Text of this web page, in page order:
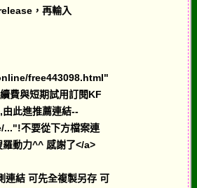
，再輸入
free443098.html"
費與短期試用訂閱KF
此進推薦連結--
不要從下方檔案連
動力^^ 感謝了</a>
結 可先全複製另存 可